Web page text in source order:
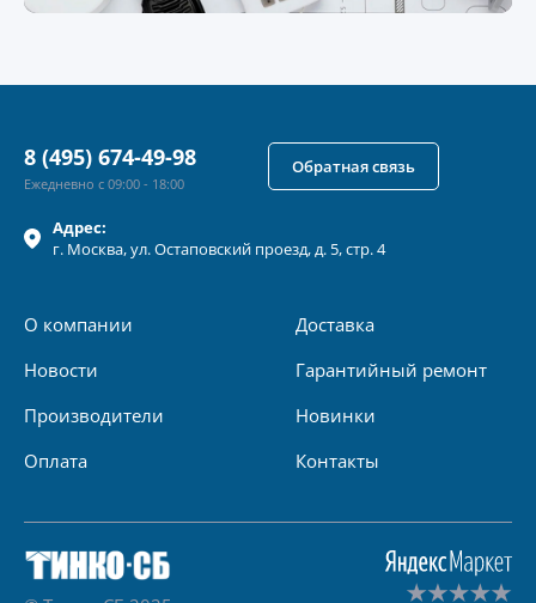
Адрес:
г. Москва, ул.Остаповский проезд, д. 5, стр. 4
О компании
Новости
Производители
Оплата
Доставка
Гарантийный ремонт
Новинки
Контакты
8 (495) 674-49-98
Ежедневно с 09:00 - 18:00
Обратная связь